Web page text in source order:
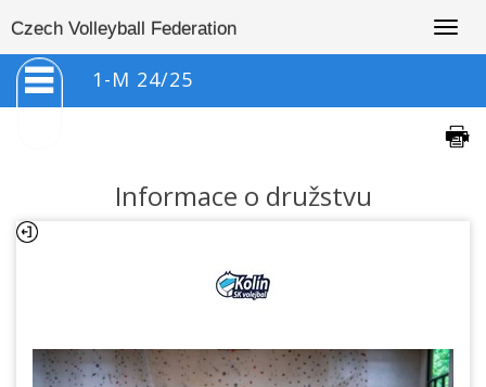
Czech Volleyball Federation
1-M 24/25
Informace o družstvu